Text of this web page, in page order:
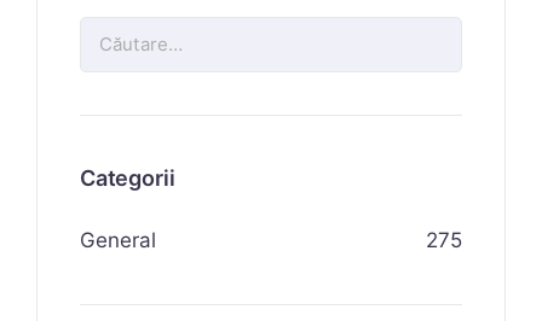
Categorii
General 275